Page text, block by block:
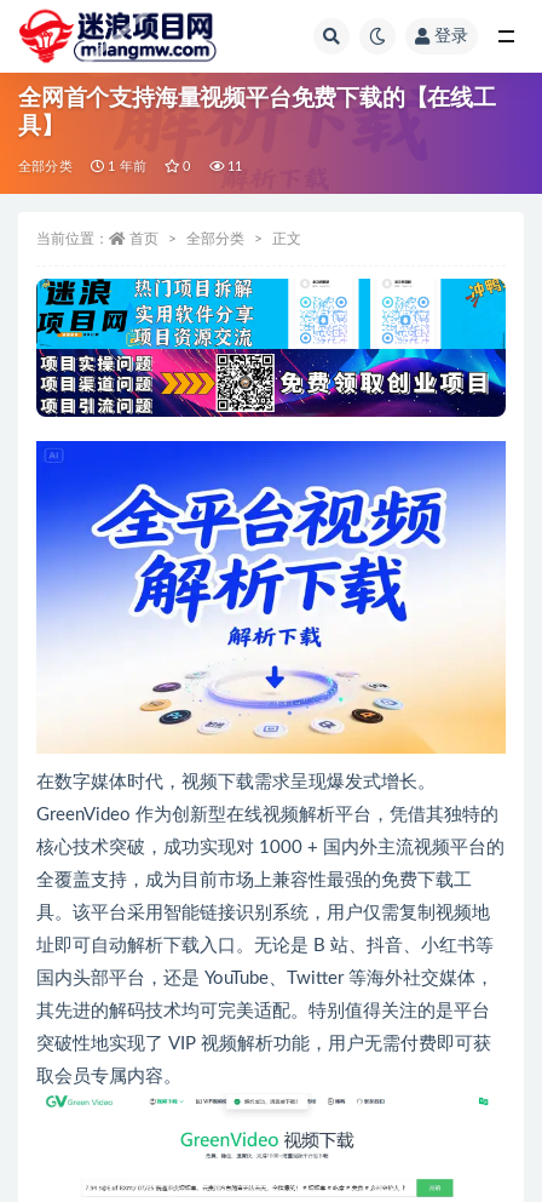
登录
全网首个支持海量视频平台免费下载的【在线工
具】
全部分类 1 年前 0 11
当前位置： 首页 全部分类 正文
在数字媒体时代，视频下载需求呈现爆发式增长。
GreenVideo 作为创新型在线视频解析平台，凭借其独特的
核心技术突破，成功实现对 1000 + 国内外主流视频平台的
全覆盖支持，成为目前市场上兼容性最强的免费下载工
具。该平台采用智能链接识别系统，用户仅需复制视频地
址即可自动解析下载入口。无论是 B 站、抖音、小红书等
国内头部平台，还是 YouTube、Twitter 等海外社交媒体，
其先进的解码技术均可完美适配。特别值得关注的是平台
突破性地实现了 VIP 视频解析功能，用户无需付费即可获
取会员专属内容。
全部